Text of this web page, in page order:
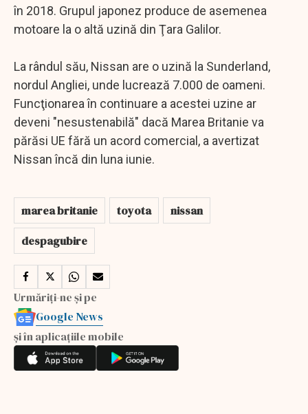
în 2018. Grupul japonez produce de asemenea
motoare la o altă uzină din Ţara Galilor.
La rândul său, Nissan are o uzină la Sunderland,
nordul Angliei, unde lucrează 7.000 de oameni.
Funcţionarea în continuare a acestei uzine ar
deveni "nesustenabilă" dacă Marea Britanie va
părăsi UE fără un acord comercial, a avertizat
Nissan încă din luna iunie.
marea britanie toyota
nissan
despagubire
Urmăriți-ne și pe
Google News
și în aplicațiile mobile